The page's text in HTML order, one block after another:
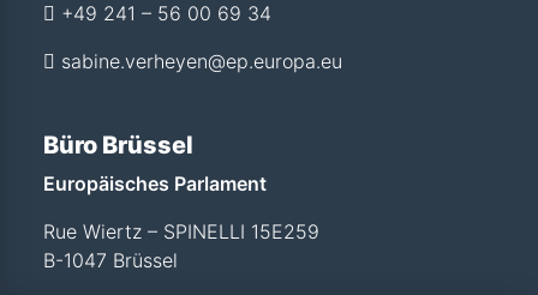
+49 241 – 56 00 69 34
sabine.verheyen@ep.europa.eu
Büro Brüssel
Europäisches Parlament
Rue Wiertz – SPINELLI 15E259
B-1047 Brüssel